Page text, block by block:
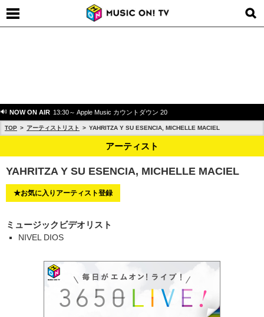
NOW ON AIR 13:30～ Apple Music カウントダウン 20
TOP アーティストリスト YAHRITZA Y SU ESENCIA, MICHELLE MACIEL
アーティスト
YAHRITZA Y SU ESENCIA, MICHELLE MACIEL
★お気に入りアーティスト登録
ミュージックビデオリスト
NIVEL DIOS